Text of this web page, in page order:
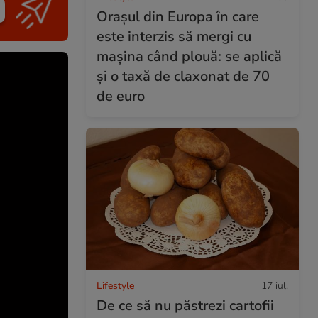
Orașul din Europa în care
este interzis să mergi cu
mașina când plouă: se aplică
și o taxă de claxonat de 70
de euro
Lifestyle 17 iul.
De ce să nu păstrezi cartofii